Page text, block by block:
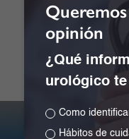
Clínica
opinión
¿Qué
urológico
Como
Hábitos de